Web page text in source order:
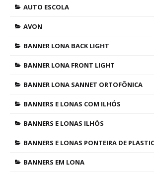
AUTO ESCOLA
AVON
BANNER LONA BACK LIGHT
BANNER LONA FRONT LIGHT
BANNER LONA SANNET ORTOFÔNICA
BANNERS E LONAS COM ILHÓS
BANNERS E LONAS ILHÓS
BANNERS E LONAS PONTEIRA DE
BANNERS EM LONA